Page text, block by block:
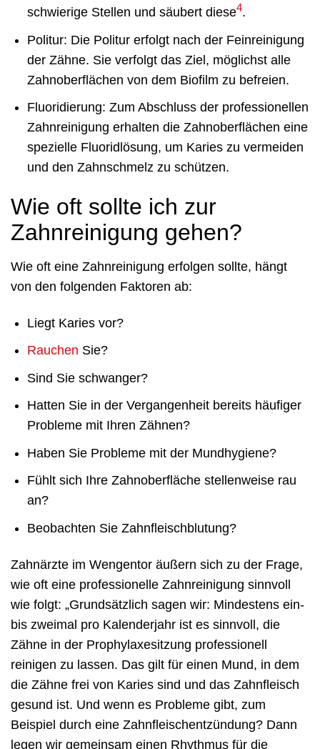
schwierige Stellen und säubert diese4.
Politur: Die Politur erfolgt nach der Feinreinigung
der Zähne. Sie verfolgt das Ziel, möglichst alle
Zahnoberflächen von dem Biofilm zu befreien.
Fluoridierung: Zum Abschluss der professionellen
Zahnreinigung erhalten die Zahnoberflächen eine
spezielle Fluoridlösung, um Karies zu vermeiden
und den Zahnschmelz zu schützen.
Wie oft sollte ich zur
Zahnreinigung gehen?
Wie oft eine Zahnreinigung erfolgen sollte, hängt
von den folgenden Faktoren ab:
Liegt Karies vor?
Rauchen Sie?
Sind Sie schwanger?
Hatten Sie in der Vergangenheit bereits häufiger
Probleme mit Ihren Zähnen?
Haben Sie Probleme mit der Mundhygiene?
Fühlt sich Ihre Zahnoberfläche stellenweise rau
an?
Beobachten Sie Zahnfleischblutung?
Zahnärzte im Wengentor äußern sich zu der Frage,
wie oft eine professionelle Zahnreinigung sinnvoll
wie folgt: „Grundsätzlich sagen wir: Mindestens ein-
bis zweimal pro Kalenderjahr ist es sinnvoll, die
Zähne in der Prophylaxesitzung professionell
reinigen zu lassen. Das gilt für einen Mund, in dem
die Zähne frei von Karies sind und das Zahnfleisch
gesund ist. Und wenn es Probleme gibt, zum
Beispiel durch eine Zahnfleischentzündung? Dann
legen wir gemeinsam einen Rhythmus für die